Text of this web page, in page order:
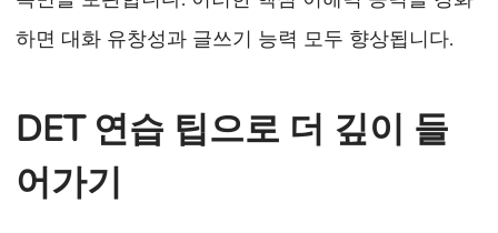
하면 대화 유창성과 글쓰기 능력 모두 향상됩니다.
DET 연습 팁으로 더 깊이 들
어가기